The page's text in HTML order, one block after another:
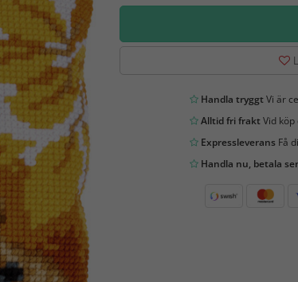
Handla tryggtVi är
Alltid fri fraktVid köp
ExpressleveransFå
Handla nu, betala